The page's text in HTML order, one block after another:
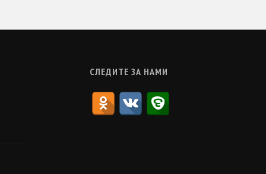
СЛЕДИТЕ ЗА НАМИ